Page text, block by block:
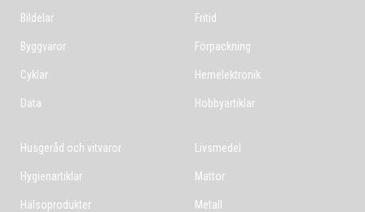
Bildelar
Byggvaror
Cyklar
Data
Fritid
Förpackning
Hemelektronik
Hobbyartiklar
Husgeråd och vitvaror
Hygienartiklar
Hälsoprodukter
Livsmedel
Mattor
Metall